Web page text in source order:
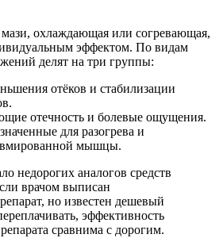
охлаждающая или согревающая,
эффектом. По видам
делят на три группы:
отёков и стабилизации
отечность и болевые ощущения.
для разогрева и
мышцы.
недорогих аналогов средств
врачом выписан
но известен дешевый
эффективность
сравнима с дорогим.